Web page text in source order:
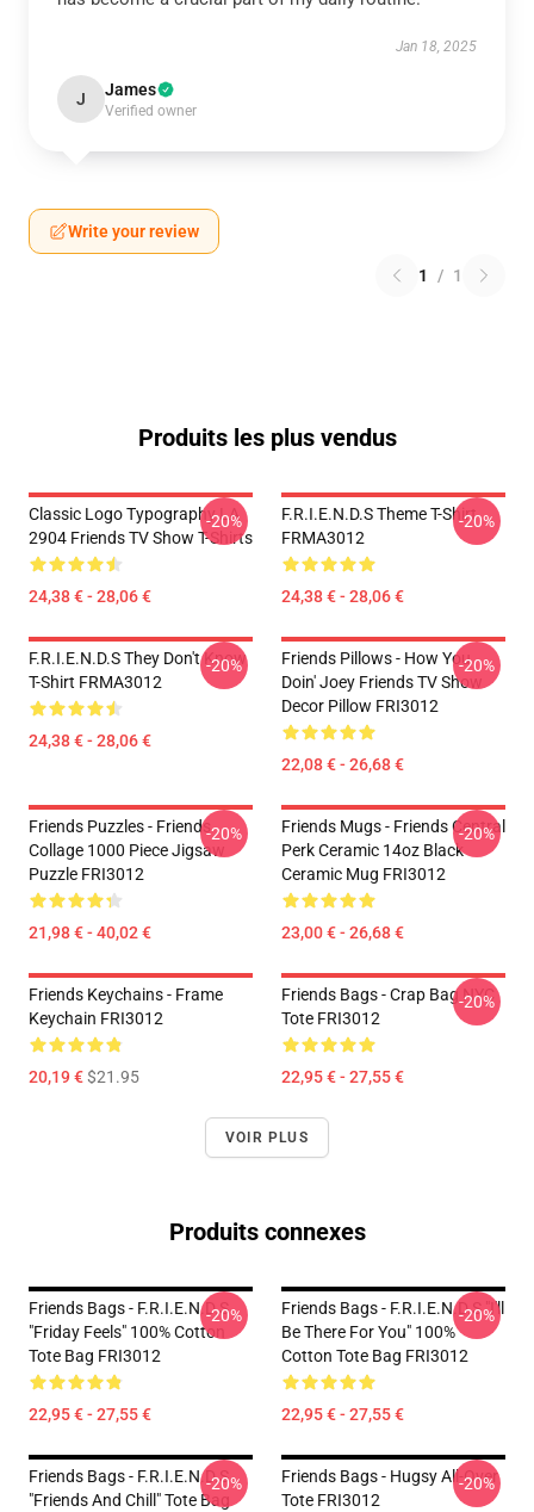
Jan 18, 2025
J James
Verified owner
Write your review
1 / 1
Produits les plus vendus
Classic Logo Typography LA
2904 Friends TV Show T-Shirts
24,38 € - 28,06 €
-20%
F.R.I.E.N.D.S Theme T-Shirt
FRMA3012
24,38 € - 28,06 €
-20%
F.R.I.E.N.D.S They Don't Know
T-Shirt FRMA3012
24,38 € - 28,06 €
-20%
Friends Pillows - How You
Doin' Joey Friends TV Show
Decor Pillow FRI3012
22,08 € - 26,68 €
-20%
Friends Puzzles - Friends
Collage 1000 Piece Jigsaw
Puzzle FRI3012
21,98 € - 40,02 €
-20%
Friends Mugs - Friends Central
Perk Ceramic 14oz Black
Ceramic Mug FRI3012
23,00 € - 26,68 €
-20%
Friends Keychains - Frame
Keychain FRI3012
20,19 €$21.95
Friends Bags - Crap Bag NYC
Tote FRI3012
22,95 € - 27,55 €
-20%
VOIR PLUS
Produits connexes
Friends Bags - F.R.I.E.N.D.S
"Friday Feels" 100% Cotton
Tote Bag FRI3012
22,95 € - 27,55 €
-20%
Friends Bags - F.R.I.E.N.D.S "I'll
Be There For You" 100%
Cotton Tote Bag FRI3012
22,95 € - 27,55 €
-20%
Friends Bags - F.R.I.E.N.D.S
"Friends And Chill" Tote Bag
-20%
Friends Bags - Hugsy All-Over
Tote FRI3012
-20%